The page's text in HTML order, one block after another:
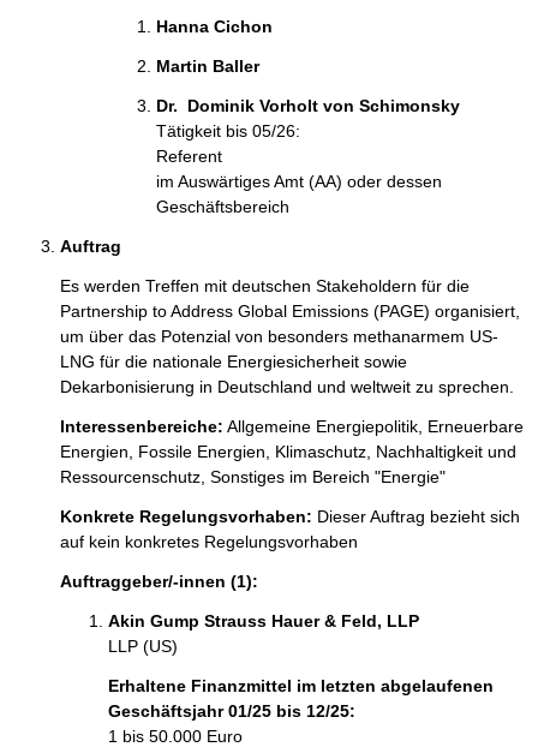
Hanna Cichon
Martin Baller
Dr.  Dominik Vorholt von Schimonsky
Tätigkeit bis 05/26:
Referent
im Auswärtiges Amt (AA) oder dessen
Geschäftsbereich
Auftrag
Es werden Treffen mit deutschen Stakeholdern für die
Partnership to Address Global Emissions (PAGE) organisiert,
um über das Potenzial von besonders methanarmem US-
LNG für die nationale Energiesicherheit sowie
Dekarbonisierung in Deutschland und weltweit zu sprechen.
Interessenbereiche: Allgemeine Energiepolitik, Erneuerbare
Energien, Fossile Energien, Klimaschutz, Nachhaltigkeit und
Ressourcenschutz, Sonstiges im Bereich "Energie"
Konkrete Regelungsvorhaben: Dieser Auftrag bezieht sich
auf kein konkretes Regelungsvorhaben
Auftraggeber/-innen (1):
Akin Gump Strauss Hauer & Feld, LLP
LLP (US)
Erhaltene Finanzmittel im letzten abgelaufenen
Geschäftsjahr 01/25 bis 12/25:
1 bis 50.000 Euro